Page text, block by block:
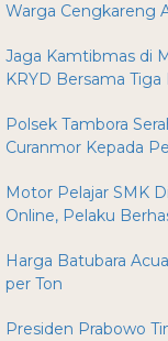
Warga Cengkareng
Jaga Kamtibmas di
KRYD Bersama Tiga
Polsek Tambora
Curanmor Kepada
Motor Pelajar SMK
Online, Pelaku
Harga Batubara
per Ton
Presiden Prabowo